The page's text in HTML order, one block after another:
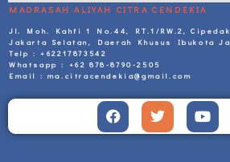
MADRASAH ALIYAH CITRA CENDEKIA
Jl. Moh. Kahfi 1 No.44, RT.1/RW.2,
Jakarta Selatan, Daerah Khusus Ibukota
Telp : +62217873542
Whatsapp : +62 878-8790-2505
Email : ma.citracendekia@gmail.com